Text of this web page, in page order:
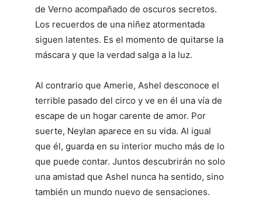
de Verno acompañado de oscuros secretos.
Los recuerdos de una niñez atormentada
siguen latentes. Es el momento de quitarse la
máscara y que la verdad salga a la luz.
Al contrario que Amerie, Ashel desconoce el
terrible pasado del circo y ve en él una vía de
escape de un hogar carente de amor. Por
suerte, Neylan aparece en su vida. Al igual
que él, guarda en su interior mucho más de lo
que puede contar. Juntos descubrirán no solo
una amistad que Ashel nunca ha sentido, sino
también un mundo nuevo de sensaciones.